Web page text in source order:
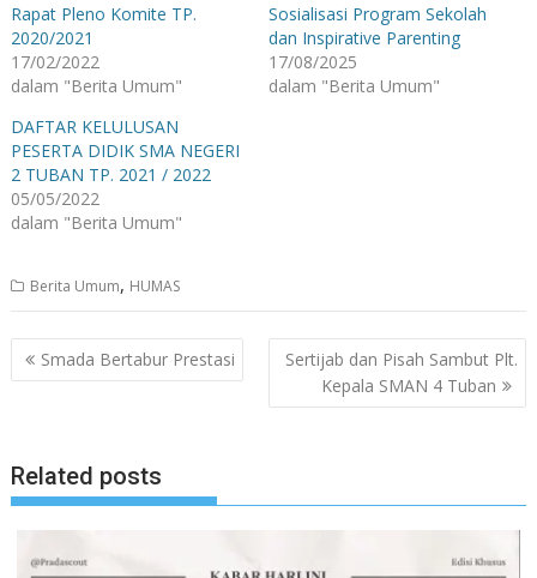
Rapat Pleno Komite TP.
2020/2021
17/02/2022
dalam "Berita Umum"
Sosialisasi Program Sekolah
dan Inspirative Parenting
17/08/2025
dalam "Berita Umum"
DAFTAR KELULUSAN
PESERTA DIDIK SMA NEGERI
2 TUBAN TP. 2021 / 2022
05/05/2022
dalam "Berita Umum"
Berita Umum, HUMAS
Navigasi
pos
Smada Bertabur Prestasi
Sertijab dan Pisah Sambut Plt.
Kepala SMAN 4 Tuban
Related posts